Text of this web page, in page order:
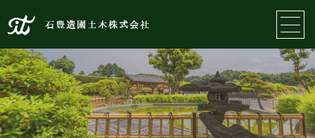
石豊造園土木株式会社